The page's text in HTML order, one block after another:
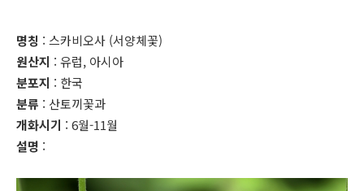
명칭 : 스카비오사 (서양체꽃)
원산지 : 유럽, 아시아
분포지 : 한국
분류 : 산토끼꽃과
개화시기 : 6월-11월
설명 :